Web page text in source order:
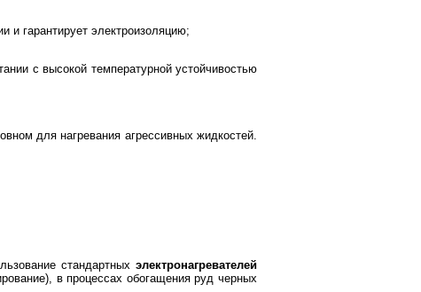
и гарантирует электроизоляцию;
с высокой температурной устойчивостью
для нагревания агрессивных жидкостей.
стандартных электронагревателей
в процессах обогащения руд черных